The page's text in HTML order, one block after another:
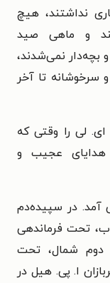
نداشتند، هیچ
و ماهی صید
بچه‌دار نمی‌شدند،
سرخوشانه تا آخر
لی را وقتی که
عجیب و
آمد. در سپیده‌دم
تحت فرماندهی
دوم شمال، تحت
ا. پی. هیل در